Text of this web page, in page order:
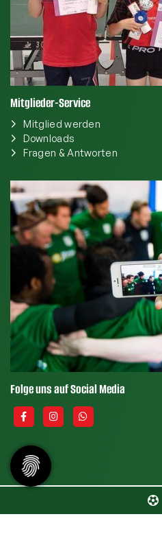
Mitglieder-Service
Mitglied werden
Downloads
Fragen & Antworten
Folge uns auf Social Media